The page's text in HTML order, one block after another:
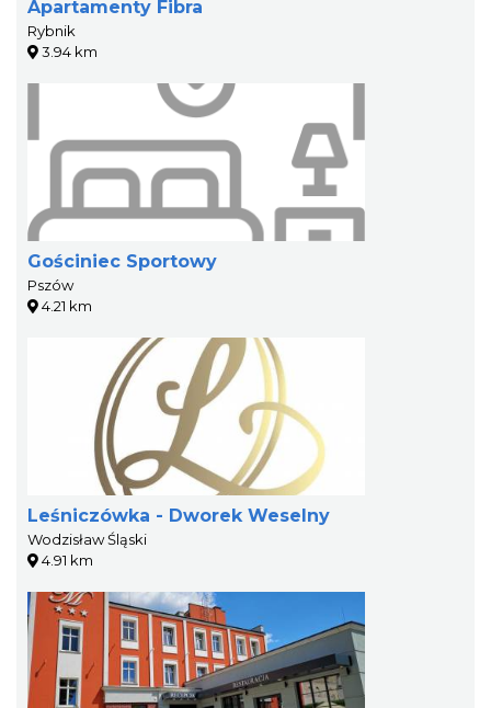
Apartamenty Fibra
Rybnik
3.94 km
Gościniec Sportowy
Pszów
4.21 km
Leśniczówka - Dworek Weselny
Wodzisław Śląski
4.91 km